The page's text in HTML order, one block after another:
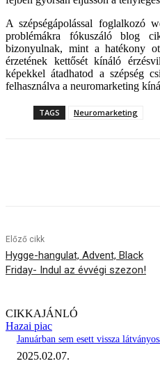
A szépségápolással foglalkozó
problémákra fókuszáló blog
bizonyulnak, mint a hatékony
érzetének kettősét kínáló
képekkel átadhatod a szépség
felhasználva a neuromarketing
TAGS Neuromarketing
Előző cikk
Hygge-hangulat, Advent, Black
Friday- Indul az évvégi szezon!
CIKKAJÁNLÓ
Hazai piac
Januárban sem esett vissza
2025.02.07.